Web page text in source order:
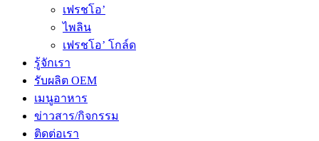
เฟรชโอ’
ไพลิน
เฟรชโอ’ โกล์ด
รู้จักเรา
รับผลิต OEM
เมนูอาหาร
ข่าวสาร/กิจกรรม
ติดต่อเรา